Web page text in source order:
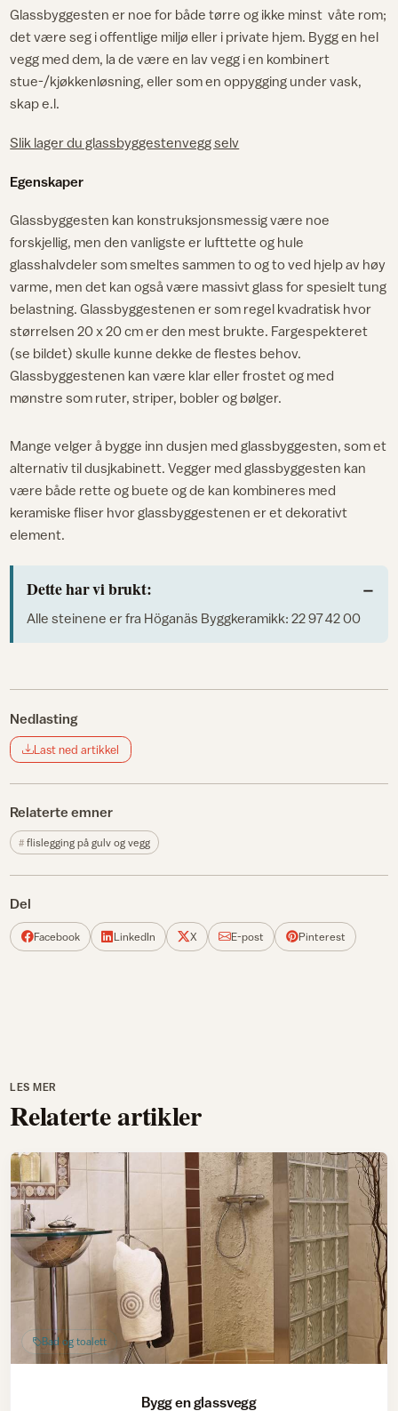
Glassbyggesten er noe for både tørre og ikke minst våte rom;
det være seg i offentlige miljø eller i private hjem. Bygg en hel
vegg med dem, la de være en lav vegg i en kombinert
stue-/kjøkkenløsning, eller som en oppygging under vask,
skap e.l.
Slik lager du glassbyggestenvegg selv
Egenskaper
Glassbyggesten kan konstruksjonsmessig være noe
forskjellig, men den vanligste er lufttette og hule
glasshalvdeler som smeltes sammen to og to ved hjelp av høy
varme, men det kan også være massivt glass for spesielt tung
belastning. Glassbyggestenen er som regel kvadratisk hvor
størrelsen 20 x 20 cm er den mest brukte. Fargespekteret
(se bildet) skulle kunne dekke de flestes behov.
Glassbyggestenen kan være klar eller frostet og med
mønstre som ruter, striper, bobler og bølger.
Mange velger å bygge inn dusjen med glassbyggesten, som et
alternativ til dusjkabinett. Vegger med glassbyggesten kan
være både rette og buete og de kan kombineres med
keramiske fliser hvor glassbyggestenen er et dekorativt
element.
Dette har vi brukt:
Alle steinene er fra Höganäs Byggkeramikk: 22 97 42 00
Nedlasting
Last ned artikkel
Relaterte emner
flislegging på gulv og vegg
Del
Facebook LinkedIn X E-post Pinterest
LES MER
Relaterte artikler
Bad og toalett
Bygg en glassvegg